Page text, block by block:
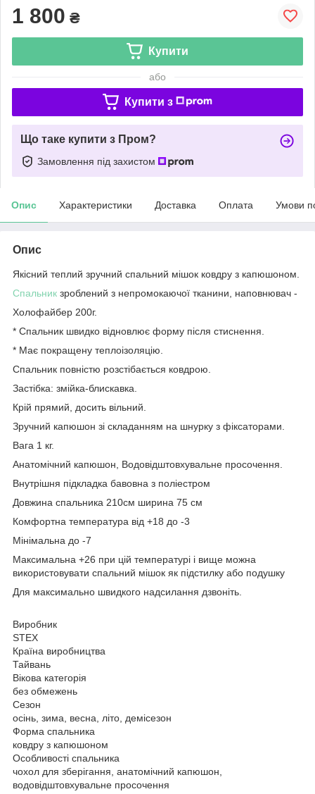
1 800 ₴
Купити
або
Купити з
Що таке купити з Пром?
Замовлення під захистом
Опис Характеристики Доставка Оплата Умови
Опис
Якісний теплий зручний спальний мішок ковдру з капюшоном.
Спальник зроблений з непромокаючої тканини, наповнювач -
Холофайбер 200г.
* Спальник швидко відновлює форму після стиснення.
* Має покращену теплоізоляцію.
Спальник повністю розстібається ковдрою.
Застібка: змійка-блискавка.
Крій прямий, досить вільний.
Зручний капюшон зі складанням на шнурку з фіксаторами.
Вага 1 кг.
Анатомічний капюшон, Водовідштовхувальне просочення.
Внутрішня підкладка бавовна з поліестром
Довжина спальника 210см ширина 75 см
Комфортна температура від +18 до -3
Мінімальна до -7
Максимальна +26 при цій температурі і вище можна
використовувати спальний мішок як підстилку або подушку
Для максимально швидкого надсилання дзвоніть.
Виробник
STEX
Країна виробництва
Тайвань
Вікова категорія
без обмежень
Сезон
осінь, зима, весна, літо, демісезон
Форма спальника
ковдру з капюшоном
Особливості спальника
чохол для зберігання, анатомічний капюшон,
водовідштовхувальне просочення